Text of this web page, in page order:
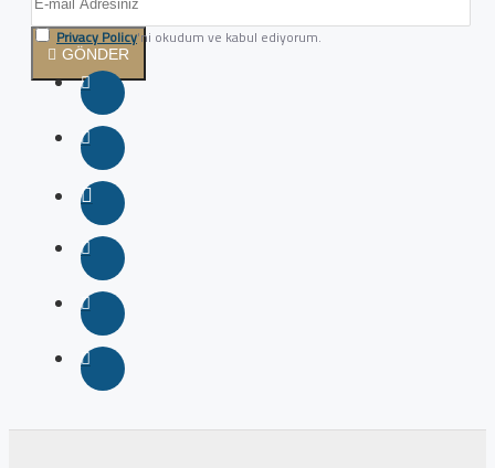
GÖNDER
Privacy Policy'ni okudum ve kabul ediyorum.